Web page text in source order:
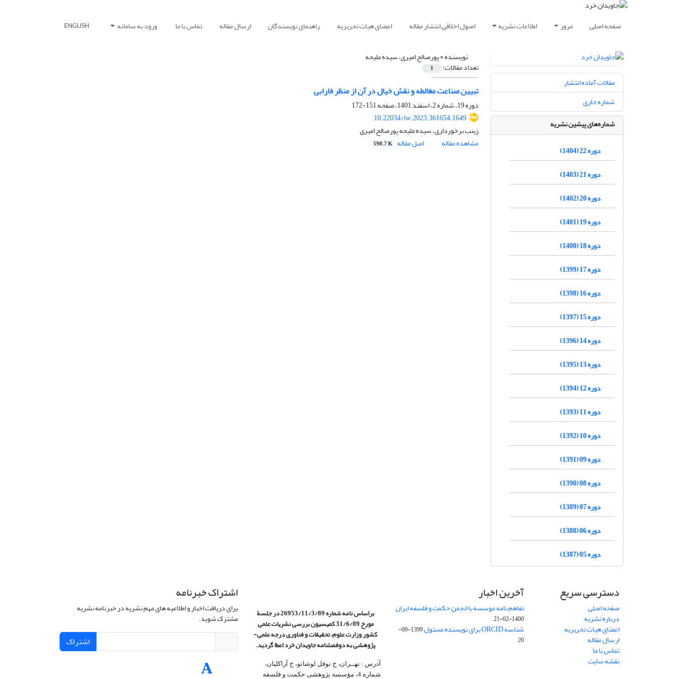
صفحه اصلی مرور اطلاعات نشریه اصول اخلاقی انتشار مقاله اعضای هیات تحریریه راهنمای نویسندگان ارسال مقاله تماس با ما ورود به سامانه ENGLISH
نویسنده =پورصالح امیری، سیده ملیحه
تعداد مقالات: 1
تبیین صناعت مغالطه و نقش خیال در آن از منظر فارابی
دوره 19، شماره 2، اسفند 1401، صفحه
151-172
10.22034/iw.2023.361654.1649
زینب برخورداری، سیده ملیحه پورصالح امیری
مشاهده مقاله
اصل مقاله 598.7 K
مقالات آماده انتشار
شماره جاری
شماره‌های پیشین نشریه
دوره 22 (1404)
دوره 21 (1403)
دوره 20 (1402)
دوره 19 (1401)
دوره 18 (1400)
دوره 17 (1399)
دوره 16 (1398)
دوره 15 (1397)
دوره 14 (1396)
دوره 13 (1395)
دوره 12 (1394)
دوره 11 (1393)
دوره 10 (1392)
دوره 09 (1391)
دوره 08 (1390)
دوره 07 (1389)
دوره 06 (1388)
دوره 05 (1387)
دسترسی سریع
صفحه اصلی
درباره نشریه
اعضای هیات تحریریه
ارسال مقاله
تماس با ما
نقشه سایت
آخرین اخبار
تفاهم نامه موسسه با انجمن حکمت و فلسفه ایران
1400-02-21
شناسه ORCID برای نویسنده مسئول
1399-09-
20
براساس نامه شماره 26953/11/3/89 در جلسة
مورخ 31/6/89 کمیسیون
بررسی نشریات علمی
کشور وزارت علوم، تحقیقات و فناوری درجه علمی‌-
پژوهشیبه دوفصلنامه جاویدان خرد اعطا گردید.
آدرس : تهــران، خ نوفل لوشاتو، خ آراکلیان،
شماره 4،‌ مؤسسه پژوهشی حکمت و فلسفه
اشتراک خبرنامه
برای دریافت اخبار و اطلاعیه های مهم نشریه در خبرنامه نشریه
مشترک شوید.
اشتراک